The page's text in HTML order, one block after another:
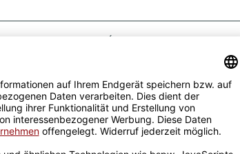
Passende Verpackungen